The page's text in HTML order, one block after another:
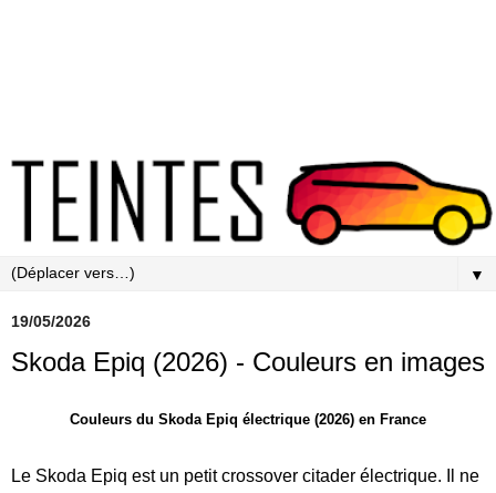
▼
19/05/2026
Skoda Epiq (2026) - Couleurs en images
Couleurs du Skoda Epiq électrique (2026) en France
Le Skoda Epiq est un petit crossover citader électrique. Il ne